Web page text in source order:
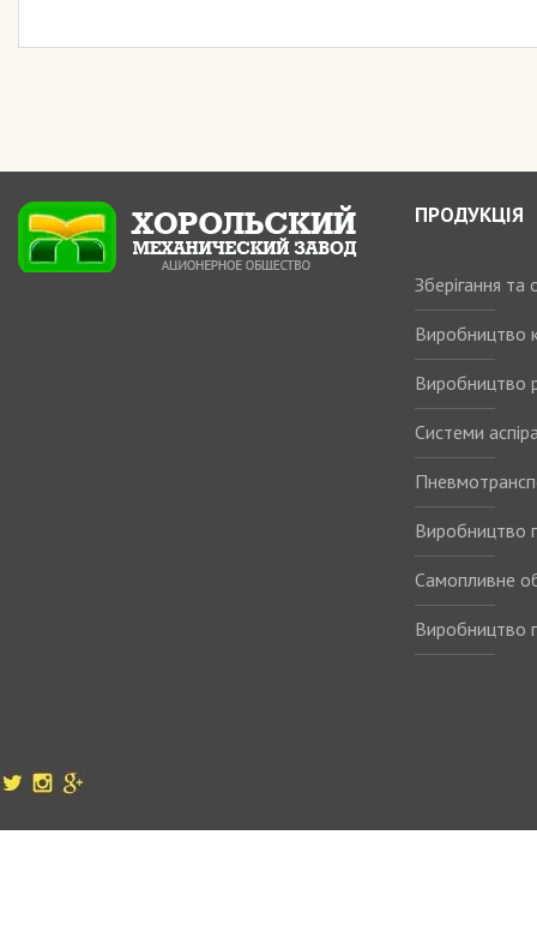
ПРОДУКЦІЯ
Зберігання
Виробництво
Виробництво
Системи
Виробництво
Самопливне
Виробництво